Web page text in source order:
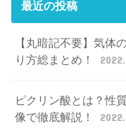
最近の投稿
【丸暗記不要】気体
り方総まとめ！
ピクリン酸とは？性
像で徹底解説！